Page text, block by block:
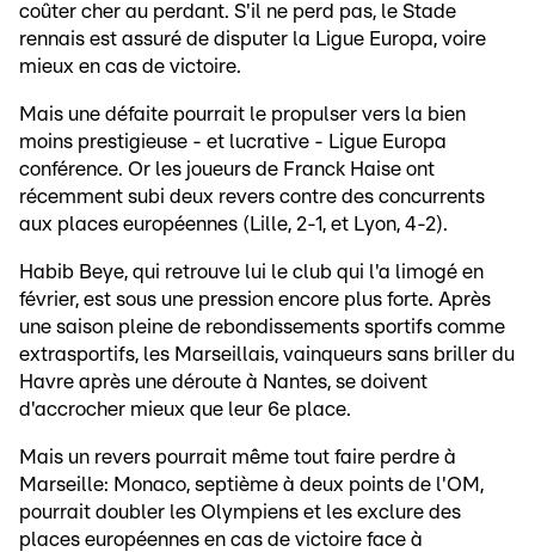
coûter cher au perdant. S'il ne perd pas, le Stade
rennais est assuré de disputer la Ligue Europa, voire
mieux en cas de victoire.
Mais une défaite pourrait le propulser vers la bien
moins prestigieuse - et lucrative - Ligue Europa
conférence. Or les joueurs de Franck Haise ont
récemment subi deux revers contre des concurrents
aux places européennes (Lille, 2-1, et Lyon, 4-2).
Habib Beye, qui retrouve lui le club qui l'a limogé en
février, est sous une pression encore plus forte. Après
une saison pleine de rebondissements sportifs comme
extrasportifs, les Marseillais, vainqueurs sans briller du
Havre après une déroute à Nantes, se doivent
d'accrocher mieux que leur 6e place.
Mais un revers pourrait même tout faire perdre à
Marseille: Monaco, septième à deux points de l'OM,
pourrait doubler les Olympiens et les exclure des
places européennes en cas de victoire face à